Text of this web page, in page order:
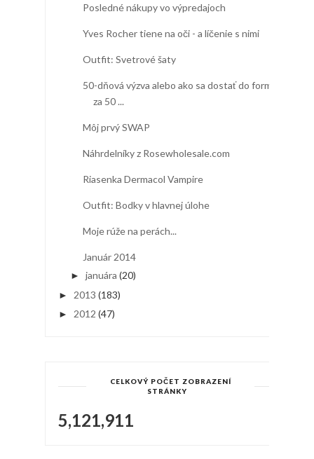
Posledné nákupy vo výpredajoch
Yves Rocher tiene na oči - a líčenie s nimi
Outfit: Svetrové šaty
50-dňová výzva alebo ako sa dostať do formy
za 50 ...
Môj prvý SWAP
Náhrdelníky z Rosewholesale.com
Riasenka Dermacol Vampire
Outfit: Bodky v hlavnej úlohe
Moje rúže na perách...
Január 2014
► januára (20)
► 2013 (183)
► 2012 (47)
CELKOVÝ POČET ZOBRAZENÍ
STRÁNKY
5,121,911